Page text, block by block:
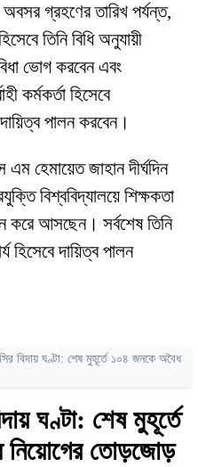
গ্রহণের তারিখ পর্যন্ত,
তিনি বিধি অনুযায়ী
ভোগ করবেন এবং
কর্মকর্তা হিসেবে
দায়িত্ব পালন করবেন।
হেমায়েত জাহান দীর্ঘদিন
বিশ্ববিদ্যালয়ে শিক্ষকতা
করে আসছেন। সর্বশেষ তিনি
হিসেবে দায়িত্ব পালন
বিদায় ঘণ্টা: শেষ মুহূর্তে ১০৪ জনকে অবৈধ
ঘণ্টা: শেষ মুহূর্তে
নিয়োগের তোড়জোড়